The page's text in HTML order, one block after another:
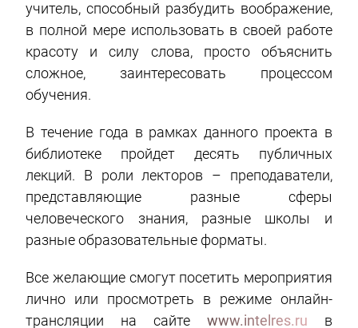
учитель, способный разбудить воображение,
в полной мере использовать в своей работе
красоту и силу слова, просто объяснить
сложное, заинтересовать процессом
обучения.
В течение года в рамках данного проекта в
библиотеке пройдет десять публичных
лекций. В роли лекторов – преподаватели,
представляющие разные сферы
человеческого знания, разные школы и
разные образовательные форматы.
Все желающие смогут посетить мероприятия
лично или просмотреть в режиме онлайн-
трансляции на сайте www.intelres.ru в